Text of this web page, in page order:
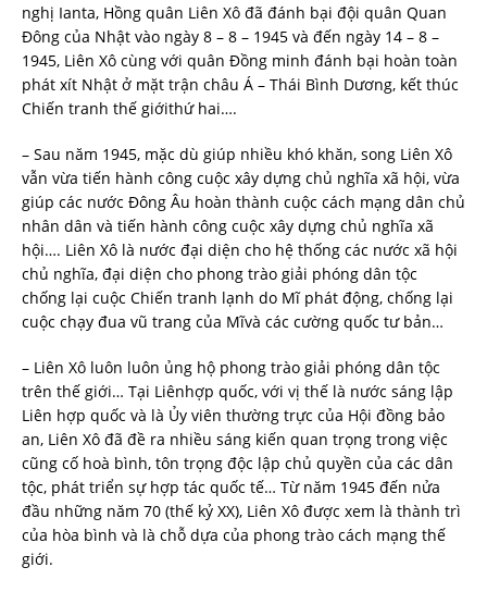
nghị Ianta, Hồng quân Liên Xô đã đánh bại đội quân Quan
Đông của Nhật vào ngày 8 – 8 – 1945 và đến ngày 14 – 8 –
1945, Liên Xô cùng với quân Đồng minh đánh bại hoàn toàn
phát xít Nhật ở mặt trận châu Á – Thái Bình Dương, kết thúc
Chiến tranh thế giớithứ hai….
– Sau năm 1945, mặc dù giúp nhiều khó khăn, song Liên Xô
vẫn vừa tiến hành công cuộc xây dựng chủ nghĩa xã hội, vừa
giúp các nước Đông Âu hoàn thành cuộc cách mạng dân chủ
nhân dân và tiến hành công cuộc xây dựng chủ nghĩa xã
hội…. Liên Xô là nước đại diện cho hệ thống các nước xã hội
chủ nghĩa, đại diện cho phong trào giải phóng dân tộc
chống lại cuộc Chiến tranh lạnh do Mĩ phát động, chống lại
cuộc chạy đua vũ trang của Mĩvà các cường quốc tư bản…
– Liên Xô luôn luôn ủng hộ phong trào giải phóng dân tộc
trên thế giới… Tại Liênhợp quốc, với vị thế là nước sáng lập
Liên hợp quốc và là Ủy viên thường trực của Hội đồng bảo
an, Liên Xô đã đề ra nhiều sáng kiến quan trọng trong việc
cũng cố hoà bình, tôn trọng độc lập chủ quyền của các dân
tộc, phát triển sự hợp tác quốc tế… Từ năm 1945 đến nửa
đầu những năm 70 (thế kỷ XX), Liên Xô được xem là thành trì
của hòa bình và là chỗ dựa của phong trào cách mạng thế
giới.